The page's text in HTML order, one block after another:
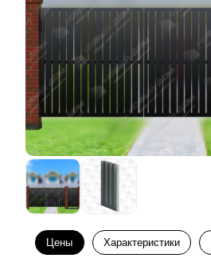
Цены Характеристики